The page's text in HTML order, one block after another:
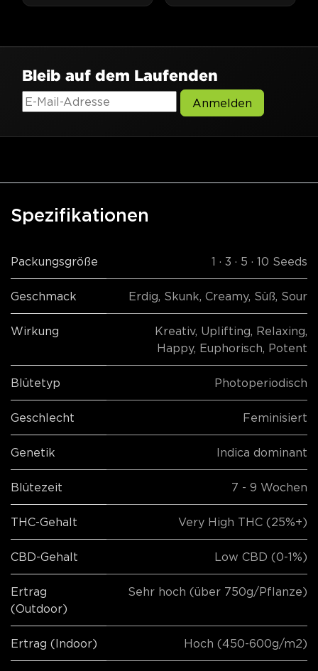
Bleib auf dem Laufenden
Anmelden
Spezifikationen
Packungsgröße 1 · 3 · 5 · 10 Seeds
Geschmack Erdig, Skunk, Creamy, Süß, Sour
Wirkung Kreativ, Uplifting, Relaxing,
Happy, Euphorisch, Potent
Blütetyp Photoperiodisch
Geschlecht Feminisiert
Genetik Indica dominant
Blütezeit 7 - 9 Wochen
THC-Gehalt Very High THC (25%+)
CBD-Gehalt Low CBD (0-1%)
Ertrag
(Outdoor)
Sehr hoch (über 750g/Pflanze)
Ertrag (Indoor) Hoch (450-600g/m2)